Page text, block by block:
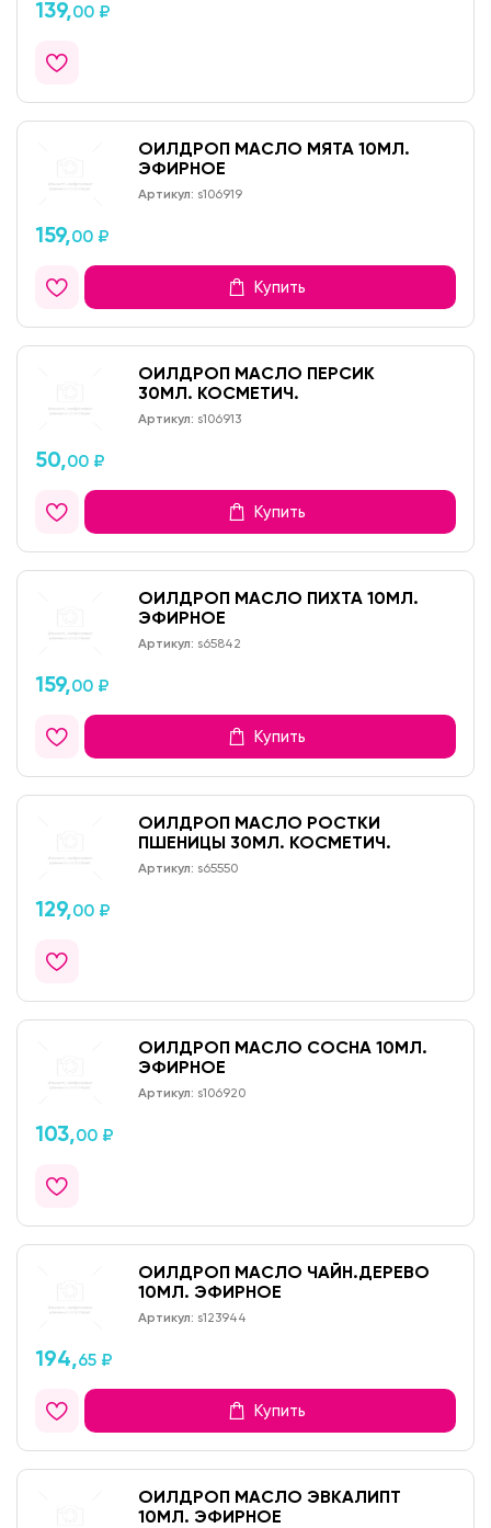
139,00 ₽
ОИЛДРОП МАСЛО МЯТА 10МЛ.
ЭФИРНОЕ
Артикул: s106919
159,00 ₽
Купить
ОИЛДРОП МАСЛО ПЕРСИК
30МЛ. КОСМЕТИЧ.
Артикул: s106913
50,00 ₽
Купить
ОИЛДРОП МАСЛО ПИХТА 10МЛ.
ЭФИРНОЕ
Артикул: s65842
159,00 ₽
Купить
ОИЛДРОП МАСЛО РОСТКИ
ПШЕНИЦЫ 30МЛ. КОСМЕТИЧ.
Артикул: s65550
129,00 ₽
ОИЛДРОП МАСЛО СОСНА 10МЛ.
ЭФИРНОЕ
Артикул: s106920
103,00 ₽
ОИЛДРОП МАСЛО ЧАЙН.ДЕРЕВО
10МЛ. ЭФИРНОЕ
Артикул: s123944
194,65 ₽
Купить
ОИЛДРОП МАСЛО ЭВКАЛИПТ
10МЛ. ЭФИРНОЕ